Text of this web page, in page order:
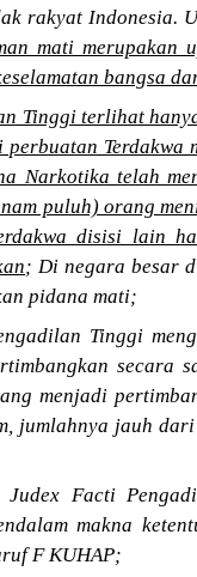
rakyat Indonesia.
mati merupakan
bangsa
Tinggi terlihat
Narkotika telah
puluh) orang
disisi lain
; Di negara besar
pidana mati;
Tinggi
secara
menjadi
jumlahnya jauh
Judex Facti
makna
F KUHAP;